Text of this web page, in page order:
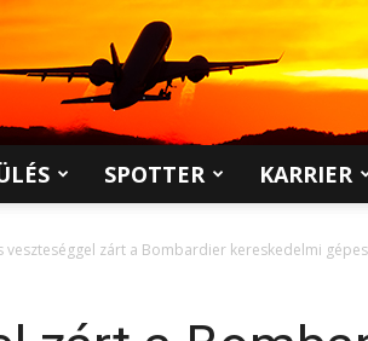
SPOTTER KARRIER
veszteséggel zárt a Bombardier kereskedelmi